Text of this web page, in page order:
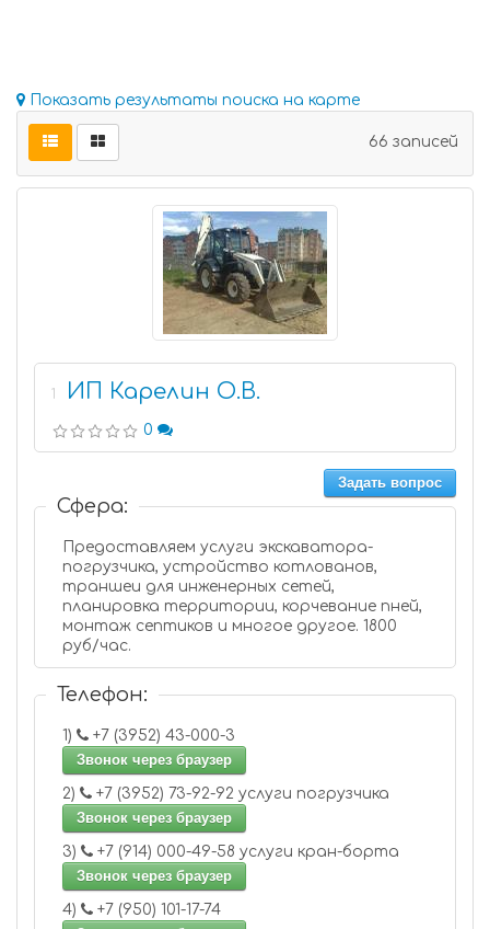
Показать результаты поиска на карте
66 записей
1 ИП Карелин О.В.
0
Задать вопрос
Сфера:
Предоставляем услуги экскаватора-
погрузчика, устройство котлованов,
траншеи для инженерных сетей,
планировка территории, корчевание пней,
монтаж септиков и многое другое. 1800
руб/час.
Телефон:
1)
+7 (3952) 43-000-3
Звонок через браузер
2)
+7 (3952) 73-92-92 услуги погрузчика
Звонок через браузер
3)
+7 (914) 000-49-58 услуги кран-борта
Звонок через браузер
4)
+7 (950) 101-17-74